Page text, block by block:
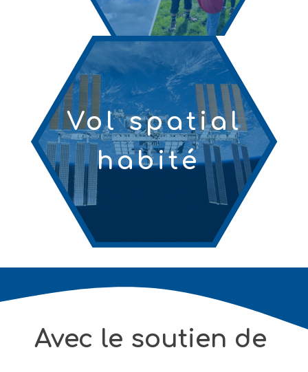
Vol spatial
habité
Avec le soutien de